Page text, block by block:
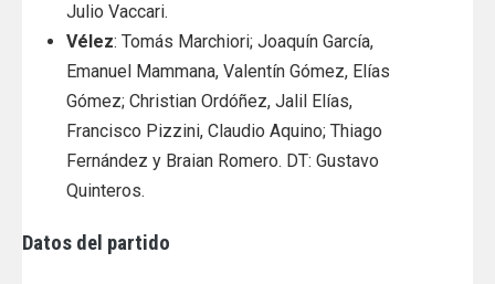
Julio Vaccari.
Vélez: Tomás Marchiori; Joaquín García,
Emanuel Mammana, Valentín Gómez, Elías
Gómez; Christian Ordóñez, Jalil Elías,
Francisco Pizzini, Claudio Aquino; Thiago
Fernández y Braian Romero. DT: Gustavo
Quinteros.
Datos del partido